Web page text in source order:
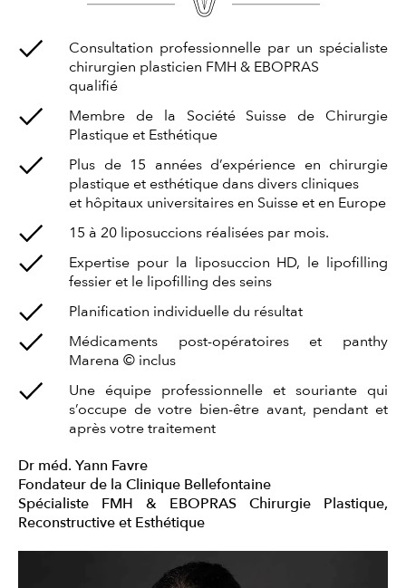
Consultation professionnelle par un spécialiste
chirurgien plasticien FMH & EBOPRAS
qualifié
Membre de la Société Suisse de Chirurgie
Plastique et Esthétique
Plus de 15 années d’expérience en chirurgie
plastique et esthétique dans divers cliniques
et hôpitaux universitaires en Suisse et en Europe
15 à 20 liposuccions réalisées par mois.
Expertise pour la liposuccion HD, le lipofilling
fessier et le lipofilling des seins
Planification individuelle du résultat
Médicaments post-opératoires et panthy
Marena © inclus
Une équipe professionnelle et souriante qui
s’occupe de votre bien-être avant, pendant et
après votre traitement
Dr méd. Yann Favre
Fondateur de la Clinique Bellefontaine
Spécialiste FMH & EBOPRAS Chirurgie Plastique,
Reconstructive et Esthétique